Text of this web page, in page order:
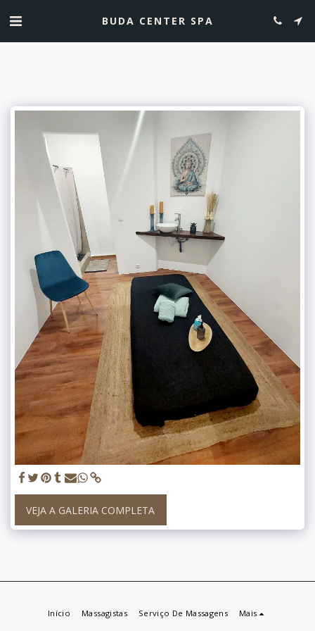
BUDA CENTER SPA
VEJA A GALERIA COMPLETA
Início Massagistas Serviço De Massagens Mais